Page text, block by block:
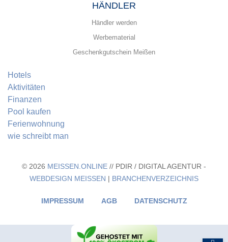
HÄNDLER
Händler werden
Werbematerial
Geschenkgutschein Meißen
Hotels
Aktivitäten
Finanzen
Pool kaufen
Ferienwohnung
wie schreibt man
© 2026 MEISSEN.ONLINE // PDIR / DIGITAL AGENTUR -
WEBDESIGN MEISSEN
| BRANCHENVERZEICHNIS
IMPRESSUM AGB DATENSCHUTZ